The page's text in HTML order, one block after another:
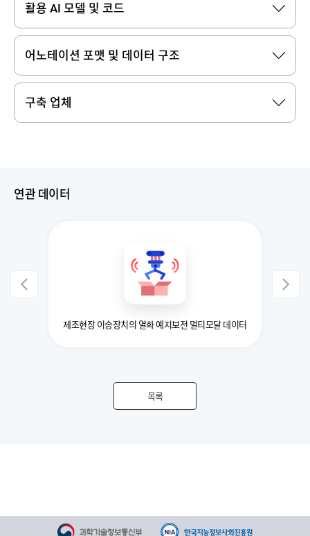
활용 AI 모델 및 코드
어노테이션 포맷 및 데이터 구조
구축 업체
연관 데이터
제조현장 이송장치의 열화 예지보전 멀티모달 데이터
목록